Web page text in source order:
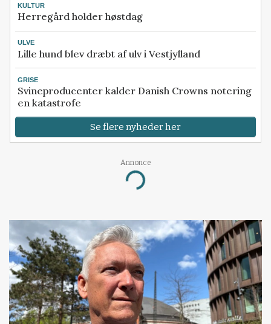
KULTUR
Herregård holder høstdag
ULVE
Lille hund blev dræbt af ulv i Vestjylland
GRISE
Svineproducenter kalder Danish Crowns notering
en katastrofe
Se flere nyheder her
Annonce
Loading...